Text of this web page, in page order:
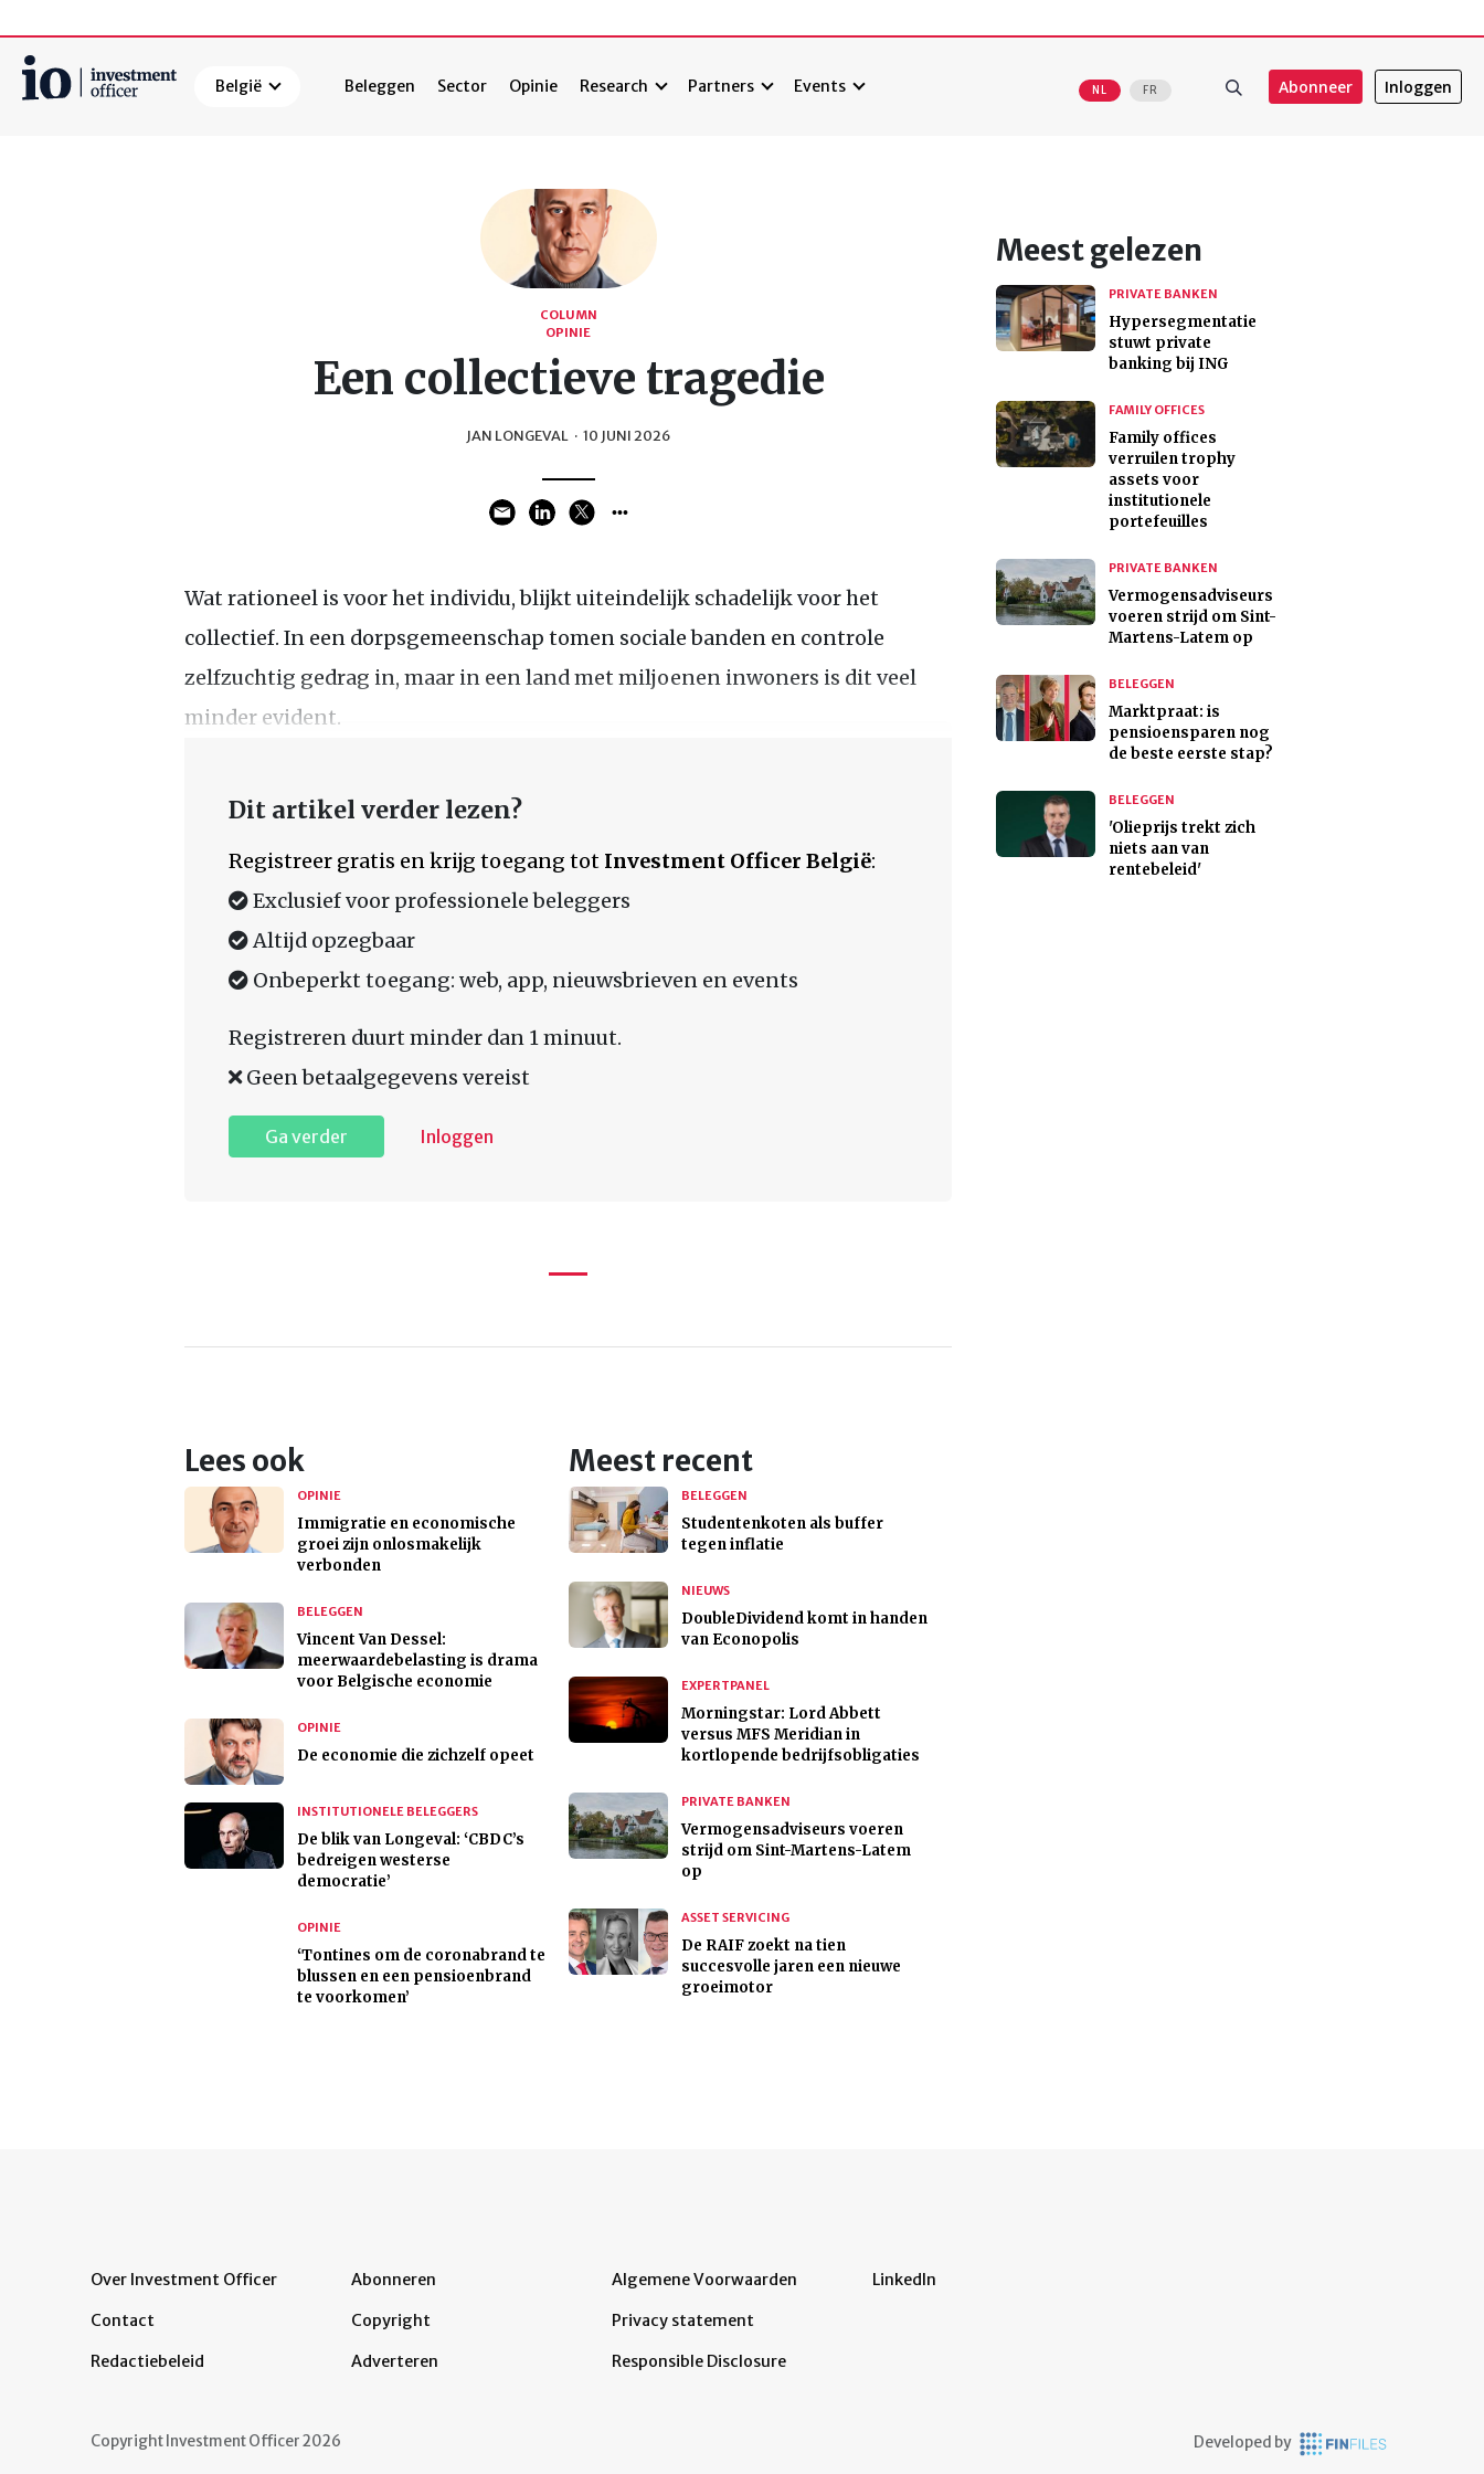
België Beleggen Sector Opinie Research Partners Events NL FR Abonneer Inloggen
COLUMN
OPINIE
Een collectieve tragedie
JAN LONGEVAL · 10 JUNI 2026
Wat rationeel is voor het individu, blijkt uiteindelijk schadelijk voor het
collectief. In een dorpsgemeenschap tomen sociale banden en controle
zelfzuchtig gedrag in, maar in een land met miljoenen inwoners is dit veel
minder evident.
Dit artikel verder lezen?
Registreer gratis en krijg toegang tot Investment Officer België:
Exclusief voor professionele beleggers
Altijd opzegbaar
Onbeperkt toegang: web, app, nieuwsbrieven en events
Registreren duurt minder dan 1 minuut.
Geen betaalgegevens vereist
Ga verder Inloggen
Lees ook
OPINIE
Immigratie en economische
groei zijn onlosmakelijk
verbonden
BELEGGEN
Vincent Van Dessel:
meerwaardebelasting is drama
voor Belgische economie
OPINIE
De economie die zichzelf opeet
INSTITUTIONELE BELEGGERS
De blik van Longeval: ‘CBDC’s
bedreigen westerse
democratie’
OPINIE
‘Tontines om de coronabrand te
blussen en een pensioenbrand
te voorkomen’
Meest recent
BELEGGEN
Studentenkoten als buffer
tegen inflatie
NIEUWS
DoubleDividend komt in handen
van Econopolis
EXPERTPANEL
Morningstar: Lord Abbett
versus MFS Meridian in
kortlopende bedrijfsobligaties
PRIVATE BANKEN
Vermogensadviseurs voeren
strijd om Sint-Martens-Latem
op
ASSET SERVICING
De RAIF zoekt na tien
succesvolle jaren een nieuwe
groeimotor
Meest gelezen
PRIVATE BANKEN
Hypersegmentatie
stuwt private
banking bij ING
FAMILY OFFICES
Family offices
verruilen trophy
assets voor
institutionele
portefeuilles
PRIVATE BANKEN
Vermogensadviseurs
voeren strijd om Sint-
Martens-Latem op
BELEGGEN
Marktpraat: is
pensioensparen nog
de beste eerste stap?
BELEGGEN
'Olieprijs trekt zich
niets aan van
rentebeleid'
Over Investment Officer
Contact
Redactiebeleid
Abonneren
Copyright
Adverteren
Algemene Voorwaarden
Privacy statement
Responsible Disclosure
LinkedIn
Copyright Investment Officer 2026 Developed by